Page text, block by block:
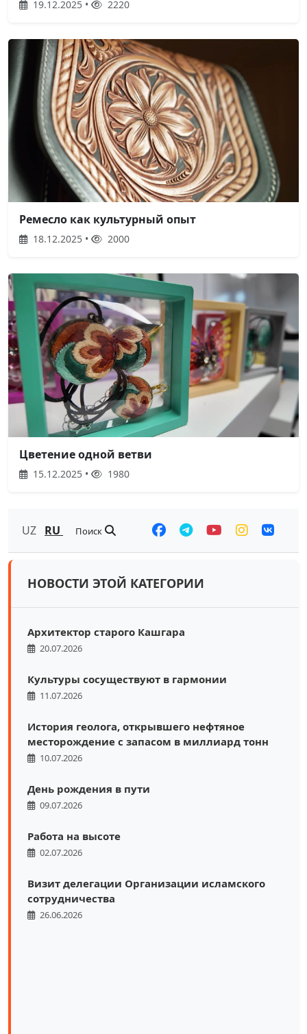
19.12.2025 • 2220
Ремесло как культурный опыт
18.12.2025 • 2000
Цветение одной ветви
15.12.2025 • 1980
UZ RU Поиск
НОВОСТИ ЭТОЙ КАТЕГОРИИ
Архитектор старого Кашгара
20.07.2026
Культуры сосуществуют в гармонии
11.07.2026
История геолога, открывшего нефтяное
месторождение с запасом в миллиард тонн
10.07.2026
День рождения в пути
09.07.2026
Работа на высоте
02.07.2026
Визит делегации Организации исламского
сотрудничества
26.06.2026